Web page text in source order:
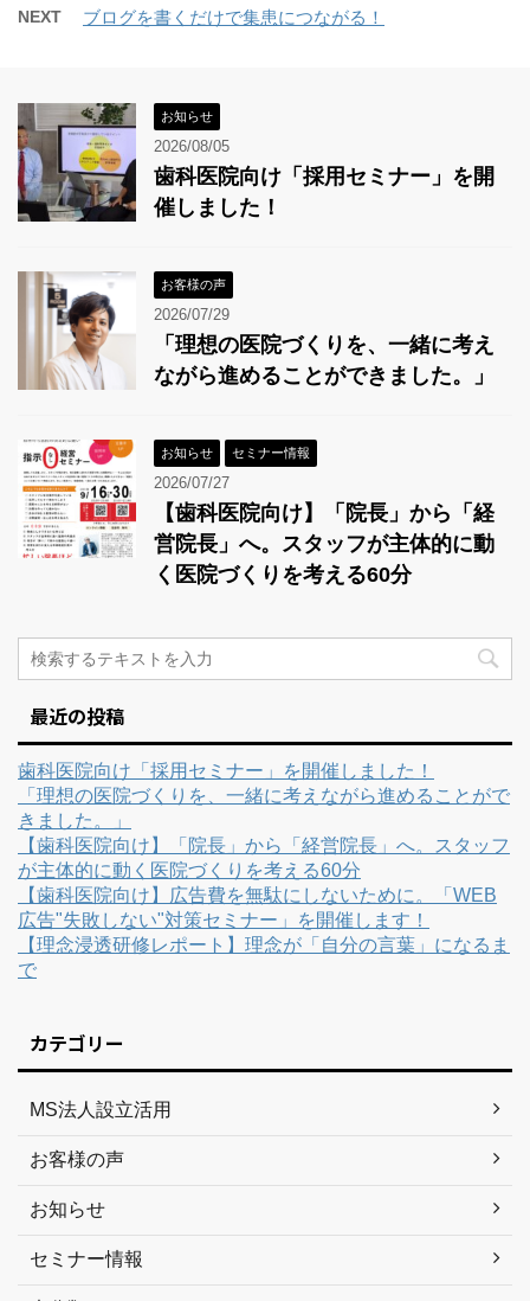
NEXT ブログを書くだけで集患につながる！
お知らせ
2026/08/05
歯科医院向け「採用セミナー」を開
催しました！
お客様の声
2026/07/29
「理想の医院づくりを、一緒に考え
ながら進めることができました。」
お知らせ セミナー情報
2026/07/27
【歯科医院向け】「院長」から「経
営院長」へ。スタッフが主体的に動
く医院づくりを考える60分
最近の投稿
歯科医院向け「採用セミナー」を開催しました！
「理想の医院づくりを、一緒に考えながら進めることがで
きました。」
【歯科医院向け】「院長」から「経営院長」へ。スタッフ
が主体的に動く医院づくりを考える60分
【歯科医院向け】広告費を無駄にしないために。「WEB
広告"失敗しない"対策セミナー」を開催します！
【理念浸透研修レポート】理念が「自分の言葉」になるま
で
カテゴリー
MS法人設立活用
お客様の声
お知らせ
セミナー情報